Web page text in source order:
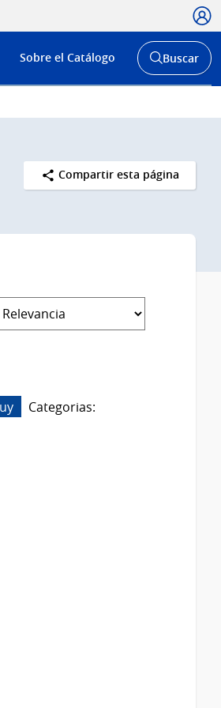
Menú
de
Sobre el Catálogo
Abrir
buscador
Buscar
Compartir esta página
Categorias: